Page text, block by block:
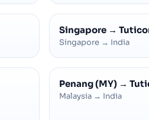
Singapore →
Singapore → India
Penang (MY) →
Malaysia → India